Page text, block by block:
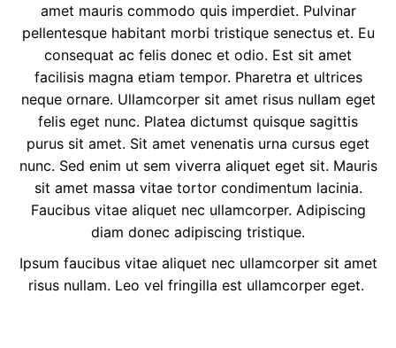
amet mauris commodo quis imperdiet. Pulvinar
pellentesque habitant morbi tristique senectus et. Eu
consequat ac felis donec et odio. Est sit amet
facilisis magna etiam tempor. Pharetra et ultrices
neque ornare. Ullamcorper sit amet risus nullam eget
felis eget nunc. Platea dictumst quisque sagittis
purus sit amet. Sit amet venenatis urna cursus eget
nunc. Sed enim ut sem viverra aliquet eget sit. Mauris
sit amet massa vitae tortor condimentum lacinia.
Faucibus vitae aliquet nec ullamcorper. Adipiscing
diam donec adipiscing tristique.
Ipsum faucibus vitae aliquet nec ullamcorper sit amet
risus nullam. Leo vel fringilla est ullamcorper eget.